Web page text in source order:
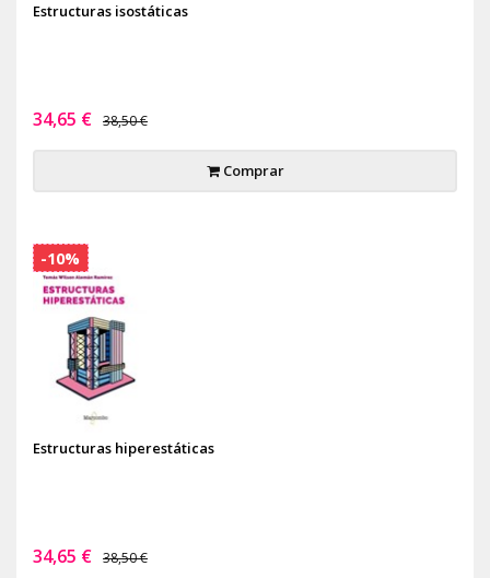
Estructuras isostáticas
34,65 € 38,50 €
Comprar
Estructuras hiperestáticas
34,65 € 38,50 €
-10%